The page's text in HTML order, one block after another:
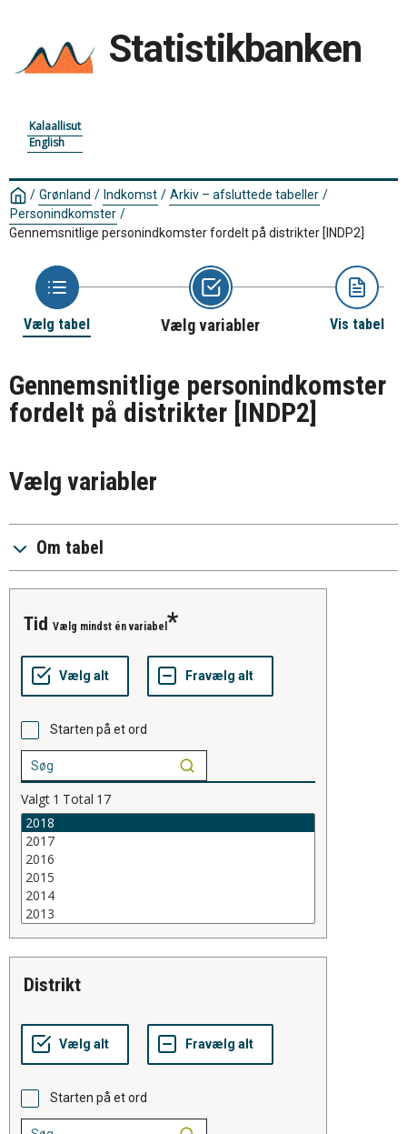
Statistikbanken
Kalaallisut
English
/ Grønland / Indkomst / Arkiv – afsluttede tabeller /
Personindkomster /
Gennemsnitlige personindkomster fordelt på distrikter [INDP2]
Vælg tabel Vælg variabler Vis tabel
Gennemsnitlige personindkomster
fordelt på distrikter [INDP2]
Vælg variabler
Om tabel
tid Vælg mindst én variabel
Starten på et ord
Valgt 1 Total 17
distrikt
Starten på et ord